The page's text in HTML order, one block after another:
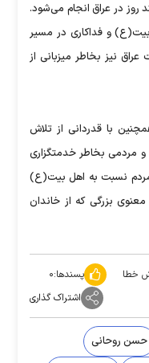
روز در عراق انجام می‌شود.
بیت(ع) و فداکاری در مسیر
نیز بخاطر میزبانی از
با قدردانی از تلاش
و مردمی بخاطر خدمتگزاری
مردم نسبت به اهل بیت(ع)
معنوی بزرگی که از خاندان
خطا پسندها:۰
اشتراک گذاری
حسن روحانی